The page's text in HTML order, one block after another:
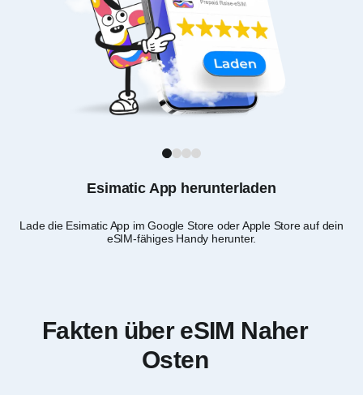
Esimatic App herunterladen
Lade die Esimatic App im Google Store oder Apple Store auf dein
eSIM-fähiges Handy herunter.
1
Fakten über eSIM Naher
Osten